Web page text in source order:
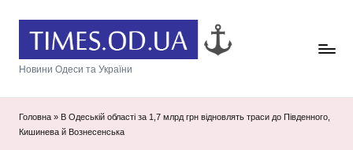
Новини Одеси та України
Головна » В Одеській області за 1,7 млрд грн відновлять траси до Південного,
Кишинева й Вознесенська